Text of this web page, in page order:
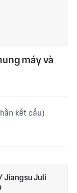
máy và
kết cấu)
Jiangsu Juli